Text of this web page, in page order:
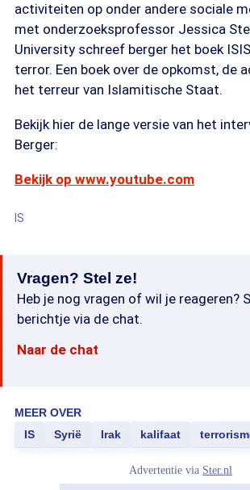
activiteiten op onder andere sociale
met onderzoeksprofessor Jessica
University schreef berger het boek
terror. Een boek over de opkomst, de
het terreur van Islamitische Staat.
Bekijk hier de lange versie van het
Berger:
Bekijk op www.youtube.com
IS
Vragen? Stel ze!
Heb je nog vragen of wil je reageren?
berichtje via de chat.
Naar de chat
MEER OVER
IS
Syrië Irak kalifaat
Advertentie via Ster.nl